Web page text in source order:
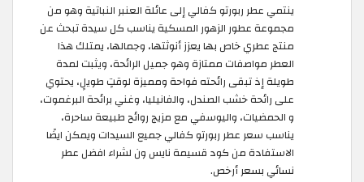
ينتمي عطر ربورتو كفالي إلى عائلة العنبر النباتية وهو من
مجموعة عطور الزهور المسكية يناسب كل سيدة تبحث عن
منتج عطري خاص بها يعزز أنوثتها، وجمالها، يمتلك هذا
العطر مواصفات ممتازة وهو جميل الرائحة، ويثبت لمدة
طويلة إذ تبقى رائحته فواحة ومميزة لوقتٍ طويلٍ، يحتوي
على رائحة خشب الصندل، والفانيليا، وغني برائحة البرغموت،
و الحمضيات، واليوسفي مع مزيج روائح طبيعة ساحرة،
يناسب سعر عطر ربورتو كفالي جميع السيدات ويمكن ايضًا
الاستفادة من كود قسيمة نايس ون لشراء افضل عطر
نسائي بسعر أرخص.